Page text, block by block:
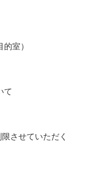
室）
て
させていただく